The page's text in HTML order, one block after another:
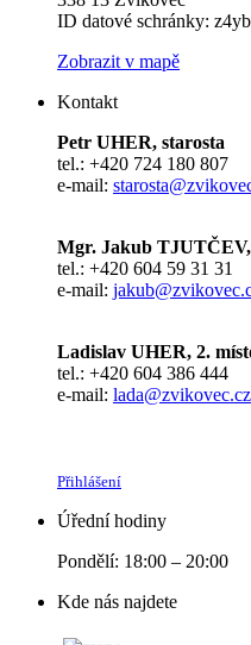
ID datové schránky:
Zobrazit v mapě
Kontakt
Petr UHER, starosta
tel.: +420 724 180 807
e-mail:
Mgr. Jakub TJUTČEV,
tel.: +420 604 59 31 31
e-mail:
Ladislav UHER, 2.
tel.: +420 604 386 444
e-mail: lada@zvikovec.cz
Přihlášení
Úřední hodiny
Pondělí: 18:00 – 20:00
Kde nás najdete